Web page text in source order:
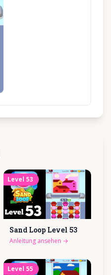
Level 53
Sand Loop Level 53
Anleitung ansehen →
Level 55